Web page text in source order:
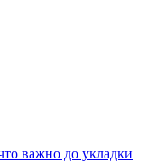
важно до укладки